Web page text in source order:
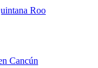
Roo
Cancún